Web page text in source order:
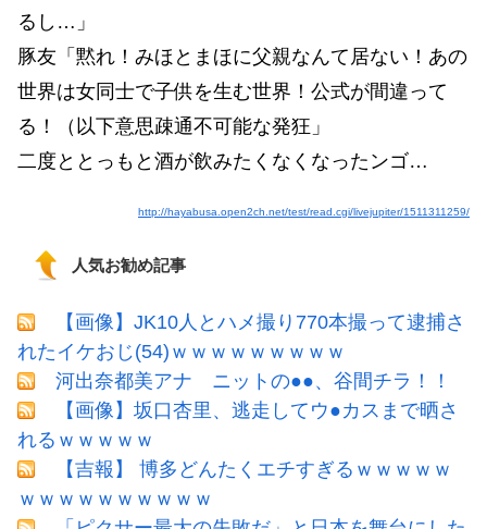
るし…」
豚友「黙れ！みほとまほに父親なんて居ない！あの
世界は女同士で子供を生む世界！公式が間違って
る！（以下意思疎通不可能な発狂」
二度ととっもと酒が飲みたくなくなったンゴ…
http://hayabusa.open2ch.net/test/read.cgi/livejupiter/1511311259/
人気お勧め記事
【画像】JK10人とハメ撮り770本撮って逮捕さ
れたイケおじ(54)ｗｗｗｗｗｗｗｗｗ
河出奈都美アナ ニットの●●、谷間チラ！！
【画像】坂口杏里、逃走してウ●カスまで晒さ
れるｗｗｗｗｗ
【吉報】 博多どんたくエチすぎるｗｗｗｗｗ
ｗｗｗｗｗｗｗｗｗｗ